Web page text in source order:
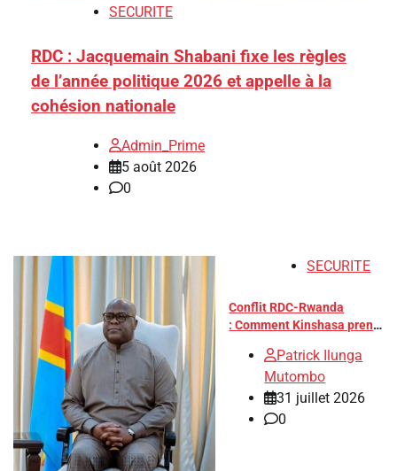
SECURITE
RDC : Jacquemain Shabani fixe les règles
de l’année politique 2026 et appelle à la
cohésion nationale
Admin_Prime
5 août 2026
0
SECURITE
Conflit RDC-Rwanda
: Comment Kinshasa prend
contrôle du front
diplomatique
Patrick Ilunga
Mutombo
31 juillet 2026
0